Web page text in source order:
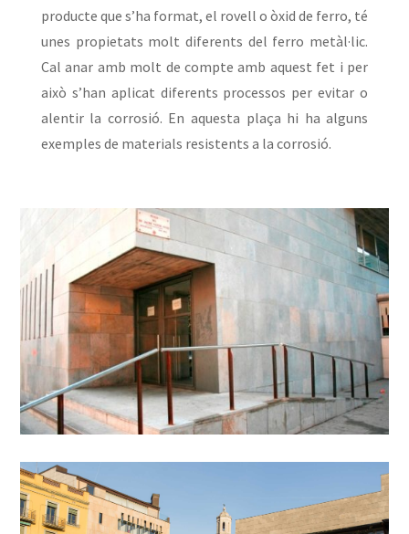
producte que s’ha format, el rovell o òxid de ferro, té
unes propietats molt diferents del ferro metàl·lic.
Cal anar amb molt de compte amb aquest fet i per
això s’han aplicat diferents processos per evitar o
alentir la corrosió. En aquesta plaça hi ha alguns
exemples de materials resistents a la corrosió.